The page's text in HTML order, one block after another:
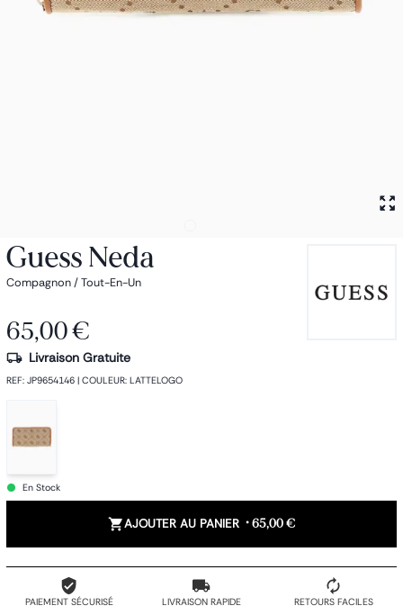
Porte monnaie
Guess Neda
Compagnon / Tout-En-Un
65,00 €
Livraison Gratuite
REF: JP9654146 | COULEUR: LATTELOGO
En Stock
AJOUTER AU PANIER • 65,00 €
PAIEMENT SÉCURISÉ LIVRAISON RAPIDE RETOURS FACILES